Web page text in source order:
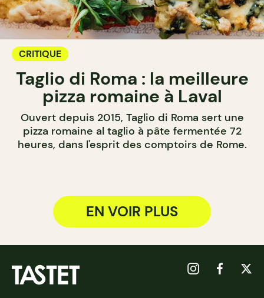
CRITIQUE
Taglio di Roma : la meilleure
pizza romaine à Laval
Ouvert depuis 2015, Taglio di Roma sert une
pizza romaine al taglio à pâte fermentée 72
heures, dans l'esprit des comptoirs de Rome.
EN VOIR PLUS